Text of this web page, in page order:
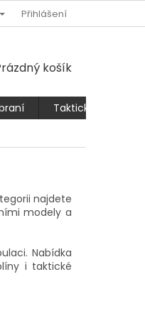
ZBOŽÍ
Přihlášení
košík
Taktické kalhoty
najdete
modely a
Nabídka
i taktické